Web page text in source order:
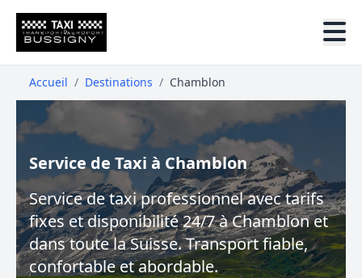
Accueil / Destinations / Chamblon
Service de Taxi à Chamblon
Service de taxi professionnel avec tarifs
fixes et disponibilité 24/7 à Chamblon et
dans toute la Suisse. Transport fiable,
confortable et abordable.